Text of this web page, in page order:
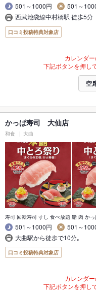
501～1000円
501～
西武池袋線中村橋駅 徒歩5分
口コミ投稿特典対象店
カレンダー
下記ボタンを押し
空
かっぱ寿司 大仙店
和食 大曲
寿司 回転寿司 すし 食べ放題 鮨 肉 かっ
501～1000円
501～
大曲駅から徒歩で10分｡
口コミ投稿特典対象店
カレンダー
下記ボタンを押し